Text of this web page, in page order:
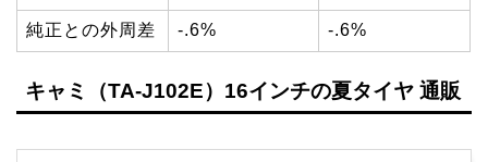
純正との外周差 -.6% -.6%
キャミ（TA-J102E）16インチの夏タイヤ 通販